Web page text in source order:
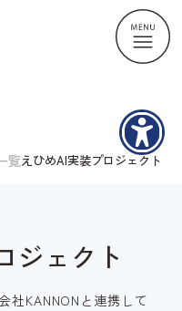
覧えひめAI実装プロジェクト
ジェクト
社KANNONと連携して